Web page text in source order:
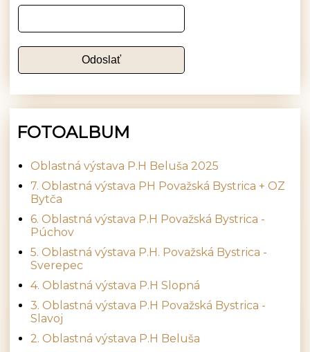
FOTOALBUM
Oblastná výstava P.H Beluša 2025
7. Oblastná výstava PH Považská Bystrica + OZ
Bytča
6. Oblastná výstava P.H Považská Bystrica -
Púchov
5. Oblastná výstava P.H. Považská Bystrica -
Sverepec
4. Oblastná výstava P.H Slopná
3. Oblastná výstava P.H Považská Bystrica -
Slavoj
2. Oblastná výstava P.H Beluša